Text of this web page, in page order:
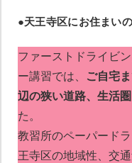
●天王寺区にお住まい
ファーストドライビ
ー講習では、
ご自宅
辺の狭い道路、生活
た。
教習所のペーパード
王寺区の地域性、交